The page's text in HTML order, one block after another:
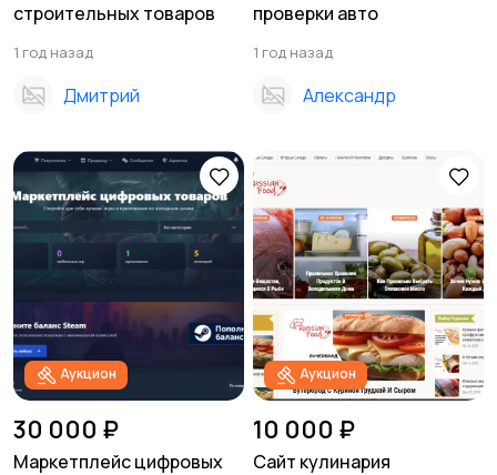
строительных товаров
1 год назад
Дмитрий
проверки авто
1 год назад
Александр
Аукцион
30 000 ₽
Маркетплейс цифровых
Аукцион
10 000 ₽
Сайт кулинария